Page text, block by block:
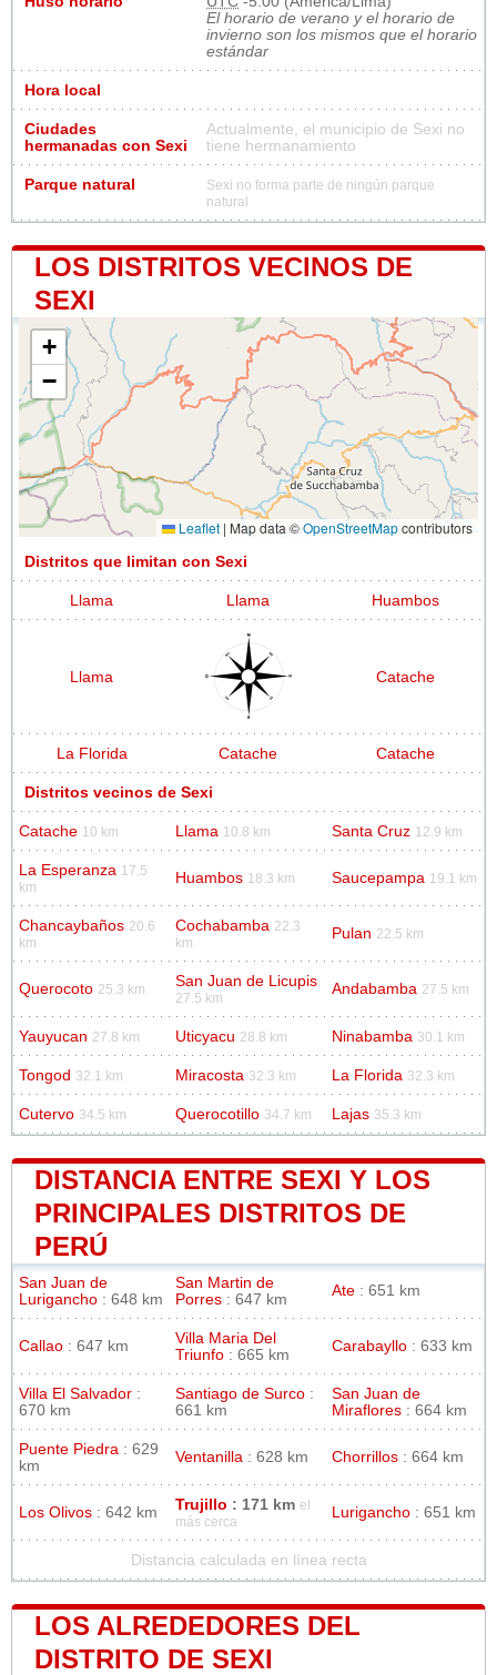
El horario de verano y el horario de
invierno son los mismos que el horario
estándar
Hora local
Ciudades
hermanadas con Sexi
Actualmente, el municipio de Sexi no
tiene hermanamiento
Parque natural
Sexi no forma parte de ningún parque
natural
LOS DISTRITOS VECINOS DE
SEXI
+
−
Leaflet | Map data ©OpenStreetMapcontributors
Distritos que limitan con Sexi
Llama Llama Huambos
Llama Catache
La Florida Catache Catache
Distritos vecinos de Sexi
Catache 10 km Llama 10.8 km Santa Cruz 12.9 km
La Esperanza 17.5
km
Huambos 18.3 km Saucepampa 19.1 km
Chancaybaños 20.6
km
Cochabamba 22.3
km
Pulan 22.5 km
Querocoto 25.3 km San Juan de Licupis
27.5 km
Andabamba 27.5 km
Yauyucan 27.8 km Uticyacu 28.8 km Ninabamba 30.1 km
Tongod 32.1 km Miracosta 32.3 km La Florida 32.3 km
Cutervo 34.5 km Querocotillo 34.7 km Lajas 35.3 km
DISTANCIA ENTRE SEXI Y LOS
PRINCIPALES DISTRITOS DE
PERÚ
San Juan de
Lurigancho : 648 km
San Martin de
Porres : 647 km
Ate : 651 km
Callao : 647 km
Villa Maria Del
Triunfo : 665 km
Carabayllo : 633 km
Villa El Salvador :
670 km
Santiago de Surco :
661 km
San Juan de
Miraflores : 664 km
Puente Piedra : 629
km
Ventanilla : 628 km Chorrillos : 664 km
Los Olivos : 642 km Trujillo : 171 km el
más cerca
Lurigancho : 651 km
Distancia calculada en línea recta
LOS ALREDEDORES DEL
DISTRITO DE SEXI